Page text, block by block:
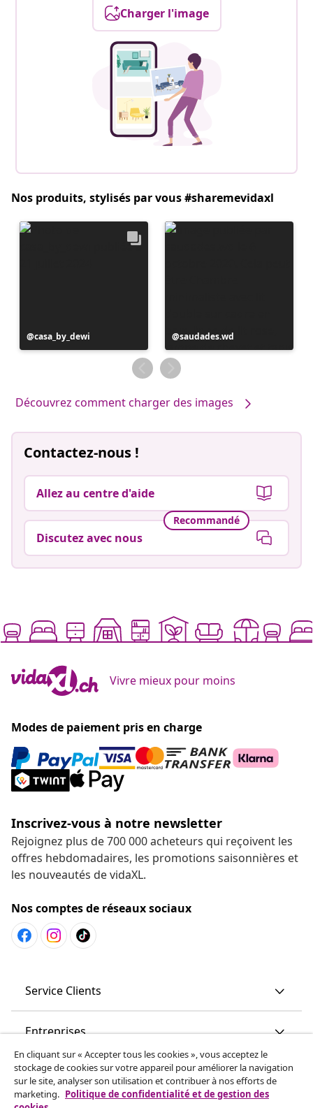
Charger l'image
Nos produits, stylisés par vous #sharemevidaxl
Publication
publiée
casa_by_dewi
Publication
publiée
par
saudades.wd
Découvrez comment charger des images
Contactez-nous !
Allez au centre d'aide
Recommandé
Discutez avec nous
Vivre mieux pour moins
Modes de paiement pris en charge
Inscrivez-vous à notre newsletter
Rejoignez plus de 700 000 acheteurs qui reçoivent les
offres hebdomadaires, les promotions saisonnières et
les nouveautés de vidaXL.
Nos comptes de réseaux sociaux
Service Clients
Entreprises
vidaXL
En cliquant sur « Accepter tous les cookies », vous acceptez le
stockage de cookies sur votre appareil pour améliorer la navigation
sur le site, analyser son utilisation et contribuer à nos efforts de
marketing. Politique de confidentialité et de gestion des